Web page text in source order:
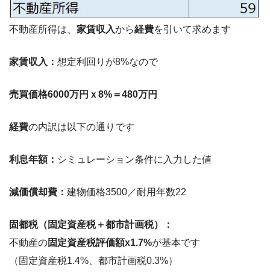
不動産所得は、 家賃収入から経費を引いて求めます
家賃収入： 想定利回りが8%なので
売買価格6000万円ｘ8%＝480万円
経費の内訳は以下の通りです
利息年額： シミュレーション条件に入力した値
減価償却費： 建物価格3500／耐用年数22
固都税（固定資産税＋都市計画税）：
不動産の固定資産税評価額x1.7%が基本です
（固定資産税1.4%、都市計画税0.3%）